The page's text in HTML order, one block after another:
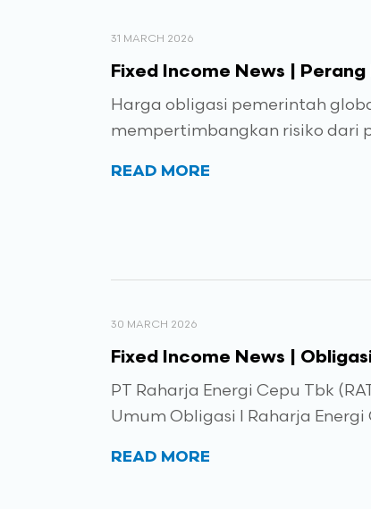
31 MARCH 2026
Fixed Income News |
Harga obligasi pemerintah
mempertimbangkan risiko dari
READ MORE
30 MARCH 2026
Fixed Income News |
PT Raharja Energi Cepu Tbk
Umum Obligasi I Raharja Energi
READ MORE